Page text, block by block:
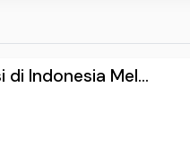
di Indonesia Mel...